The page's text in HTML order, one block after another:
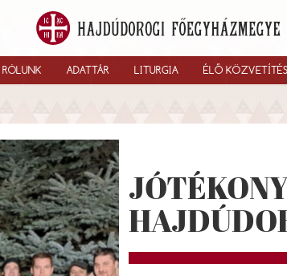
RÓLUNK ADATTÁR LITURGIA ÉLŐ KÖZVETÍTÉS